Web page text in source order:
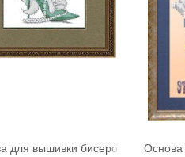
2" 'Славяночка' НКС-051
для вышивки бисером "Ля Мур-